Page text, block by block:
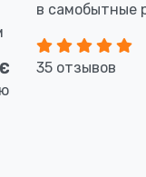
в самобытные
35 отзывов